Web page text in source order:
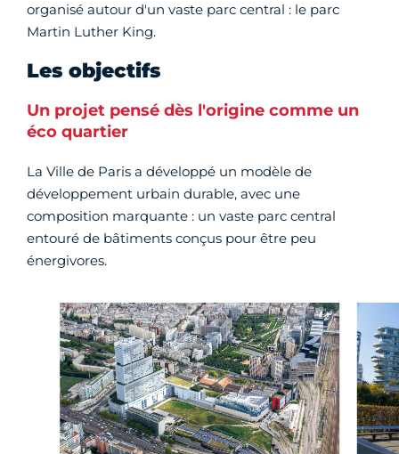
organisé autour d'un vaste parc central : le parc
Martin Luther King.
Les objectifs
Un projet pensé dès l'origine comme un
éco quartier
La Ville de Paris a développé un modèle de
développement urbain durable, avec une
composition marquante : un vaste parc central
entouré de bâtiments conçus pour être peu
énergivores.